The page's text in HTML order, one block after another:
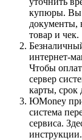
купюры. Вы
документы,
товар и чек.
интернет-
Чтобы
сервер
карты, срок
ЮMoney при
система
сервиса.
инструкции.